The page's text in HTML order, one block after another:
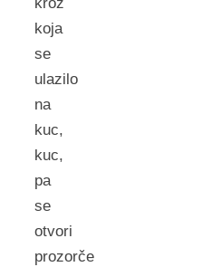
koja
se
ulazilo
na
kuc,
kuc,
pa
se
otvori
prozorče